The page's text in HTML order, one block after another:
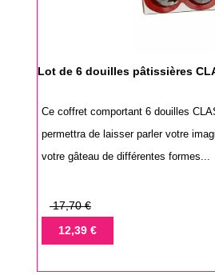
Lot de 6 douilles pâtissières
Ce coffret comportant 6 douilles
permettra de laisser parler votre
votre gâteau de différentes formes...
Prix
base
17,70 €
Prix12,39 €